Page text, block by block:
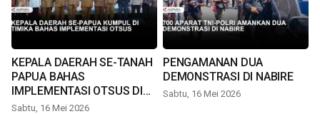
KEPALA DAERAH SE-TANAH
PAPUA BAHAS
IMPLEMENTASI OTSUS DI
TIMIKA
Sabtu, 16 Mei 2026
PENGAMANAN DUA
DEMONSTRASI DI NABIRE
Sabtu, 16 Mei 2026